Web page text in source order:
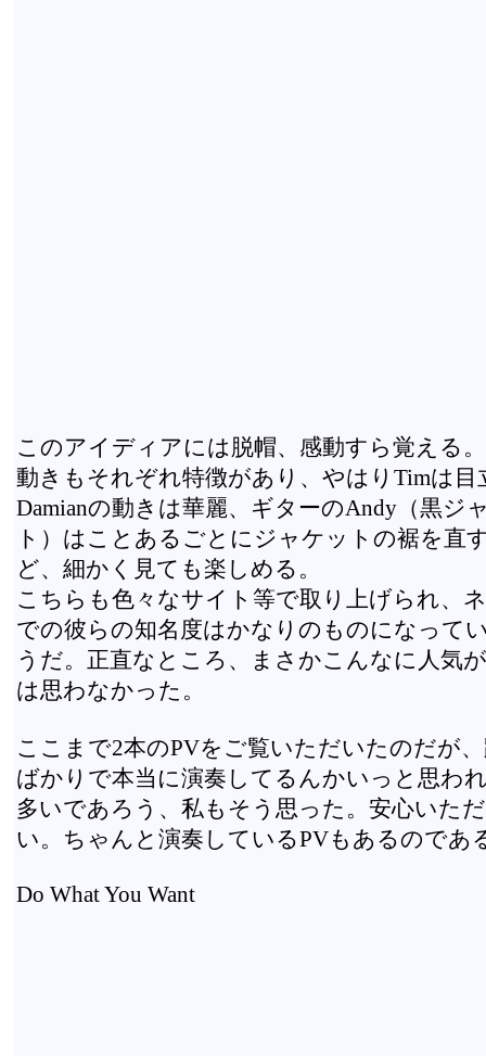
このアイディアには脱帽、感動すら覚える
動きもそれぞれ特徴があり、やはりTimは目
Damianの動きは華麗、ギターのAndy（黒ジ
ト）はことあるごとにジャケットの裾を直
ど、細かく見ても楽しめる。
こちらも色々なサイト等で取り上げられ、
での彼らの知名度はかなりのものになって
うだ。正直なところ、まさかこんなに人気
は思わなかった。
ここまで2本のPVをご覧いただいたのだが
ばかりで本当に演奏してるんかいっと思わ
多いであろう、私もそう思った。安心いた
い。ちゃんと演奏しているPVもあるのであ
Do What You Want